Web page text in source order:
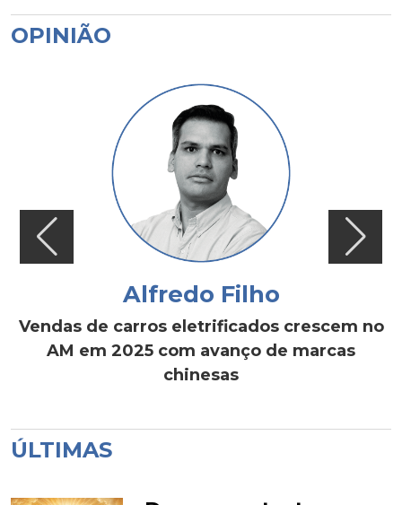
OPINIÃO
Alfredo Filho
Vendas de carros eletrificados crescem no
AM em 2025 com avanço de marcas
chinesas
ÚLTIMAS